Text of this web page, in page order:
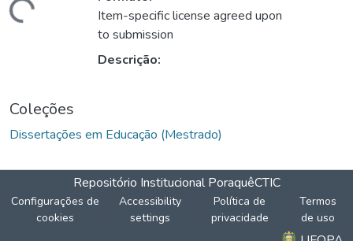
Item-specific license agreed upon
to submission
Descrição:
Coleções
Dissertações em Educação (Mestrado)
Repositório Institucional PoraquêCTIC
Configurações de
cookies
Accessibility
settings
Política de
privacidade
Termos
de uso